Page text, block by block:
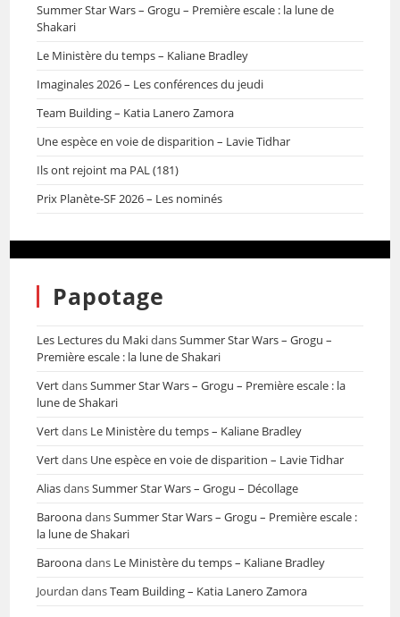
Summer Star Wars – Grogu – Première escale : la lune de
Shakari
Le Ministère du temps – Kaliane Bradley
Imaginales 2026 – Les conférences du jeudi
Team Building – Katia Lanero Zamora
Une espèce en voie de disparition – Lavie Tidhar
Ils ont rejoint ma PAL (181)
Prix Planète-SF 2026 – Les nominés
Papotage
Les Lectures du MakidansSummer Star Wars – Grogu –
Première escale : la lune de Shakari
VertdansSummer Star Wars – Grogu – Première escale : la
lune de Shakari
Vertdans Le Ministère du temps – Kaliane Bradley
Vertdans Une espèce en voie de disparition – Lavie Tidhar
AliasdansSummer Star Wars – Grogu – Décollage
BaroonadansSummer Star Wars – Grogu – Première escale :
la lune de Shakari
Baroonadans Le Ministère du temps – Kaliane Bradley
Jourdan dansTeam Building – Katia Lanero Zamora